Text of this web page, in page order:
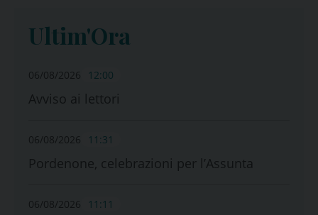
Ultim'Ora
06/08/2026 12:00
Avviso ai lettori
06/08/2026 11:31
Pordenone, celebrazioni per l’Assunta
06/08/2026 11:11